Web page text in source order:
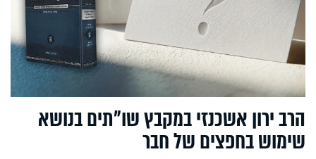
הרב ירון אשכנזי במקבץ שו"תים בנושא
שימוש בחפצים של חבר